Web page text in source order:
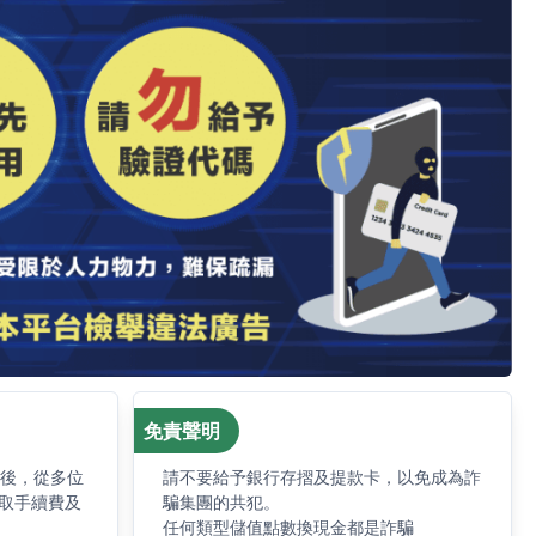
，從多位
手續費及
免責聲明
請不要給予銀行存摺及提款卡，以免成為詐
騙集團的共犯。
任何類型儲值點數換現金都是詐騙